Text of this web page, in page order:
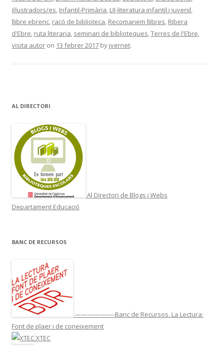
il·lustradors/es, Infantil-Primària, LIJ-literatura infantil i juvenil,
llibre ebrenc, racó de biblioteca, Recomanem llibres, Ribera
d'Ebre, ruta literaria, seminari de biblioteques,Terres de l'Ebre,
visita autor on 13 febrer 2017 by jvernet.
AL DIRECTORI
Al Directori de Blogs i Webs
Departament Educació
BANC DE RECURSOS
——————-Banc de Recursos. La Lectura:
Font de plaer i de coneixement
XTEC